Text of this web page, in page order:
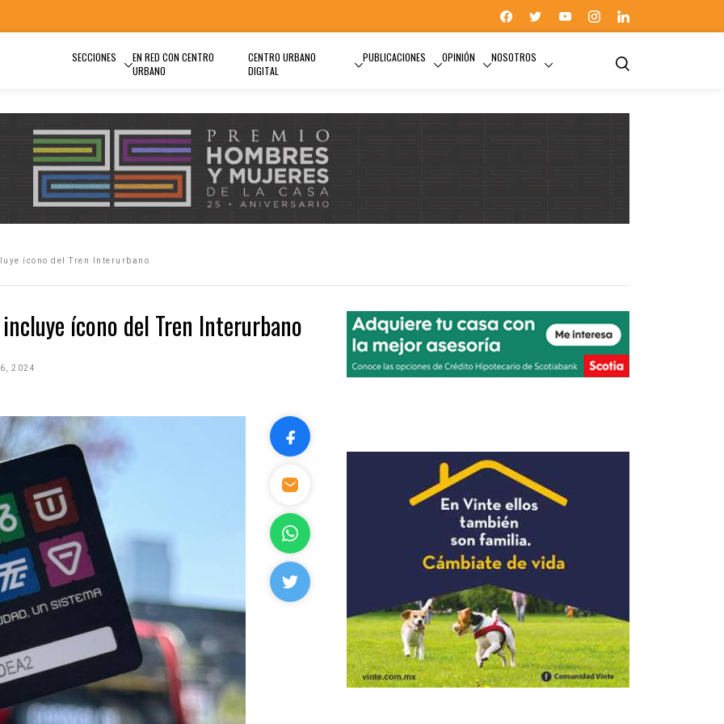
SECCIONES
EN RED CON CENTRO
URBANO
CENTRO URBANO
DIGITAL
PUBLICACIONES OPINIÓN NOSOTROS
ícono del Tren Interurbano
ícono del Tren Interurbano
2024